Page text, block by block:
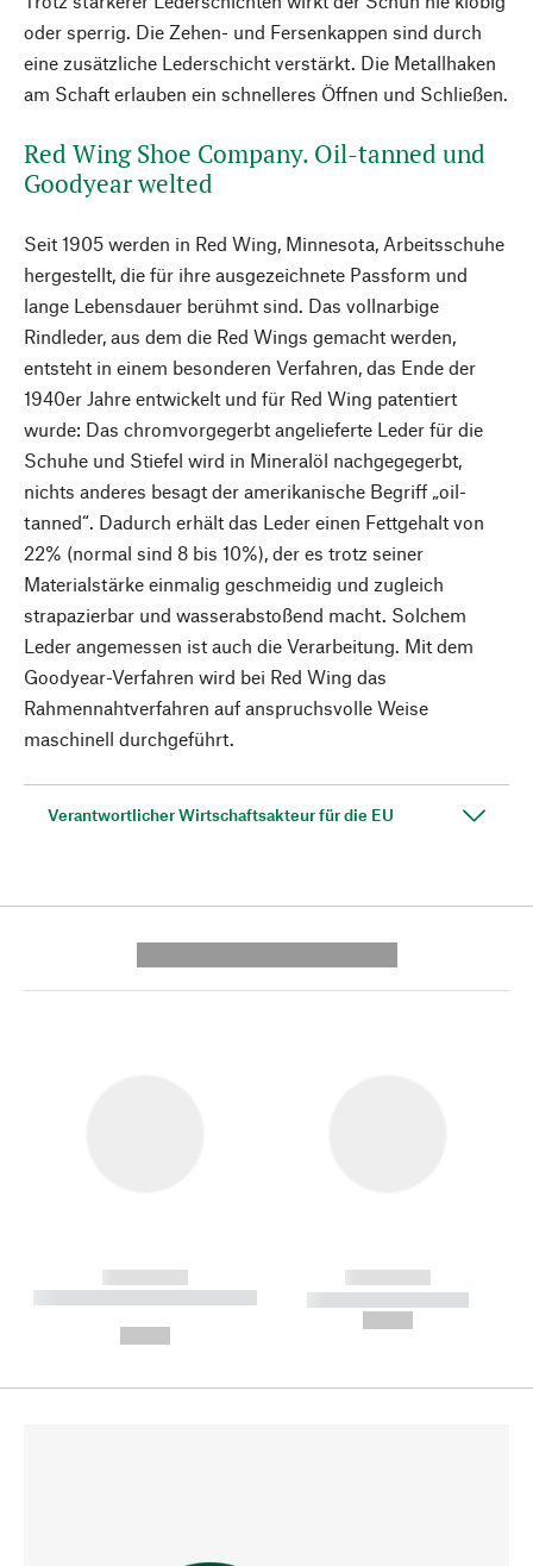
oder sperrig. Die Zehen- und Fersenkappen sind durch
eine zusätzliche Lederschicht verstärkt. Die Metallhaken
am Schaft erlauben ein schnelleres Öffnen und Schließen.
Red Wing Shoe Company. Oil-tanned und
Goodyear welted
Seit 1905 werden in Red Wing, Minnesota, Arbeitsschuhe
hergestellt, die für ihre ausgezeichnete Passform und
lange Lebensdauer berühmt sind. Das vollnarbige
Rindleder, aus dem die Red Wings gemacht werden,
entsteht in einem besonderen Verfahren, das Ende der
1940er Jahre entwickelt und für Red Wing patentiert
wurde: Das chromvorgegerbt angelieferte Leder für die
Schuhe und Stiefel wird in Mineralöl nachgegegerbt,
nichts anderes besagt der amerikanische Begriff „oil-
tanned“. Dadurch erhält das Leder einen Fettgehalt von
22% (normal sind 8 bis 10%), der es trotz seiner
Materialstärke einmalig geschmeidig und zugleich
strapazierbar und wasserabstoßend macht. Solchem
Leder angemessen ist auch die Verarbeitung. Mit dem
Goodyear-Verfahren wird bei Red Wing das
Rahmennahtverfahren auf anspruchsvolle Weise
maschinell durchgeführt.
Verantwortlicher Wirtschaftsakteur für die EU
------------
----------- ----------- --------
------------
----------- -----------